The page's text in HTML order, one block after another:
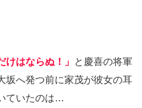
けはならぬ！」 と慶喜の将軍
坂へ発つ前に家茂が彼女の耳
ていたのは…